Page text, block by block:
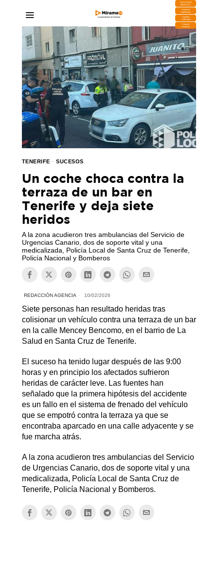
DESCARGA
MIRAPLAY
Buzón de
Sugerencias
Contratar
Publicidad
Contacto
Comercial
TENERIFE · SUCESOS
Un coche choca contra la
terraza de un bar en
Tenerife y deja siete
heridos
A la zona acudieron tres ambulancias del Servicio de
Urgencias Canario, dos de soporte vital y una
medicalizada, Policía Local de Santa Cruz de Tenerife,
Policía Nacional y Bomberos
REDACCIÓN AGENCIA 10/02/2026
Siete personas han resultado heridas tras
colisionar un vehículo contra una terraza de un bar
en la calle Mencey Bencomo, en el barrio de La
Salud en Santa Cruz de Tenerife.
El suceso ha tenido lugar después de las 9:00
horas y en principio los afectados sufrieron
heridas de carácter leve. Las fuentes han
señalado que la primera hipótesis del accidente
es un fallo en el sistema de frenado del vehículo
que se empotró contra la terraza ya que se
encontraba aparcado en una calle adyacente y se
fue marcha atrás.
A la zona acudieron tres ambulancias del Servicio
de Urgencias Canario, dos de soporte vital y una
medicalizada, Policía Local de Santa Cruz de
Tenerife, Policía Nacional y Bomberos.